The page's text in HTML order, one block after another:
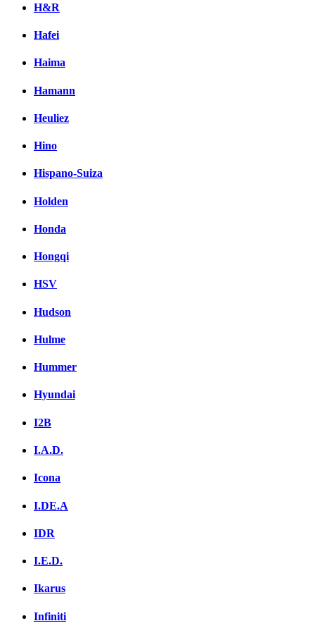
H&R
Hafei
Haima
Hamann
Heuliez
Hino
Hispano-Suiza
Holden
Honda
Hongqi
HSV
Hudson
Hulme
Hummer
Hyundai
I2B
I.A.D.
Icona
I.DE.A
IDR
I.E.D.
Ikarus
Infiniti